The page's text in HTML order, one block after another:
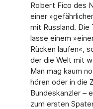
Robert Fico des
einer
mit Russland. Die
lasse einem
Rücken laufen«,
der die Welt mit
Man mag kaum
hören oder in die
Bundeskanzler –
zum ersten